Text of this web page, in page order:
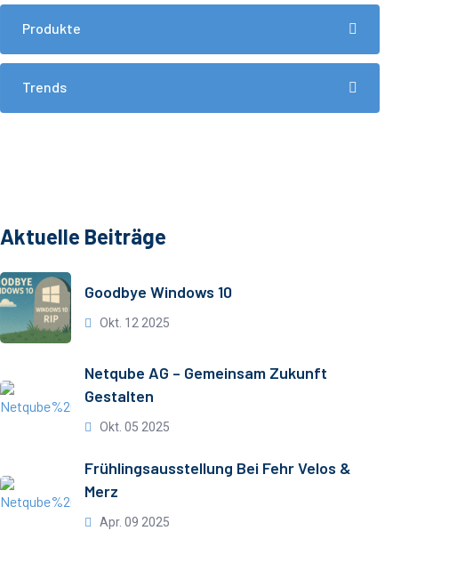
Produkte
Trends
Aktuelle Beiträge
Goodbye Windows 10
Okt. 12 2025
Netqube AG – Gemeinsam Zukunft
Gestalten
Okt. 05 2025
Frühlingsausstellung Bei Fehr Velos &
Merz
Apr. 09 2025